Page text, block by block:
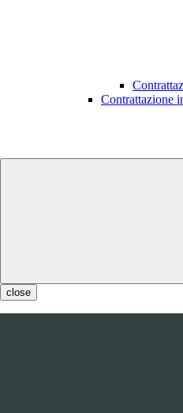
close
Contrattazione
Costi